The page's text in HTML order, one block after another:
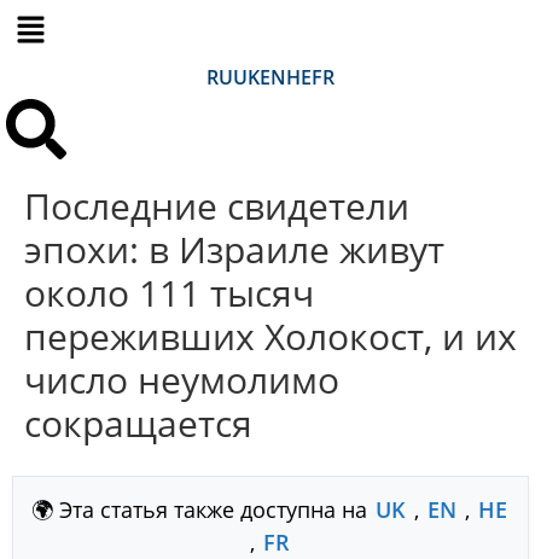
RUUKENHEFR
Последние свидетели
эпохи: в Израиле живут
около 111 тысяч
переживших Холокост, и их
число неумолимо
сокращается
🌍 Эта статья также доступна на UK , EN , HE
, FR